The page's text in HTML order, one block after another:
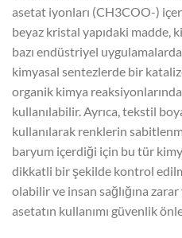
asetat iyonları (CH3COO-)
beyaz kristal yapıdaki madde,
bazı endüstriyel
kimyasal sentezlerde bir
organik kimya
kullanılabilir. Ayrıca, tekstil
kullanılarak renklerin
baryum içerdiği için bu tür
dikkatli bir şekilde kontrol
olabilir ve insan sağlığına
asetatın kullanımı güvenlik